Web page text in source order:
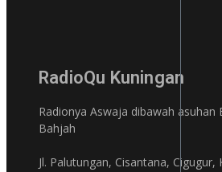
RadioQu Kuningan
Radionya Aswaja dibawah asuhan
Bahjah
Jl. Palutungan, Cisantana, Cigugur,